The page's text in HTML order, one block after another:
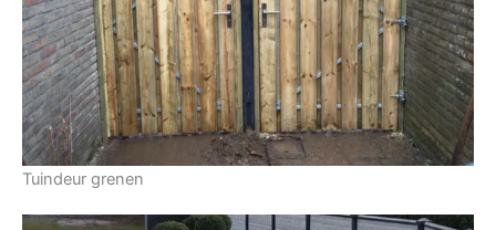
Tuindeur grenen